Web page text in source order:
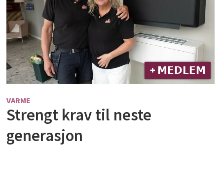
+ 𝗠𝗘𝗗𝗟𝗘𝗠
VARME
Strengt krav til neste
generasjon